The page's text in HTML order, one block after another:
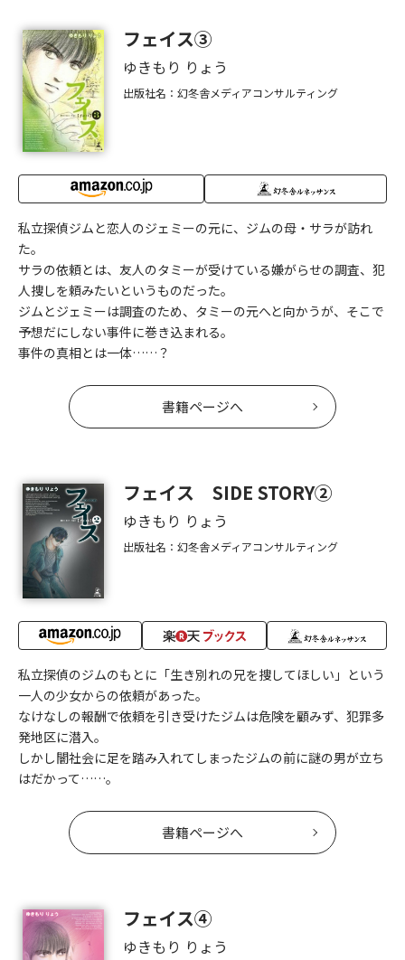
フェイス③
ゆきもり りょう
出版社名：幻冬舎メディアコンサルティング
私立探偵ジムと恋人のジェミーの元に、ジムの母・サラが訪れ
た。
サラの依頼とは、友人のタミーが受けている嫌がらせの調査、犯
人捜しを頼みたいというものだった。
ジムとジェミーは調査のため、タミーの元へと向かうが、そこで
予想だにしない事件に巻き込まれる。
事件の真相とは一体……？
書籍ページへ
フェイス SIDE STORY②
ゆきもり りょう
出版社名：幻冬舎メディアコンサルティング
私立探偵のジムのもとに「生き別れの兄を捜してほしい」という
一人の少女からの依頼があった。
なけなしの報酬で依頼を引き受けたジムは危険を顧みず、犯罪多
発地区に潜入。
しかし闇社会に足を踏み入れてしまったジムの前に謎の男が立ち
はだかって……。
書籍ページへ
フェイス④
ゆきもり りょう